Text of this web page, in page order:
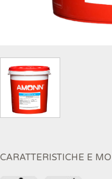
CARATTERISTICHE E